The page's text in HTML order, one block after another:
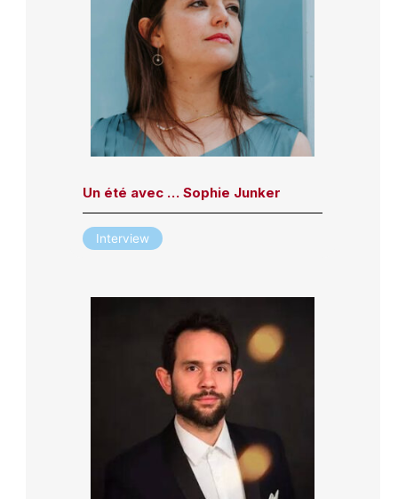
Un été avec … Sophie Junker
Interview